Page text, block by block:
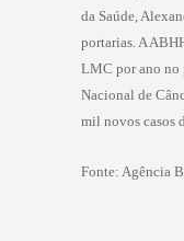
da Saúde,
portarias. A
LMC por ano no
Nacional de
mil novos casos
Fonte: Agência